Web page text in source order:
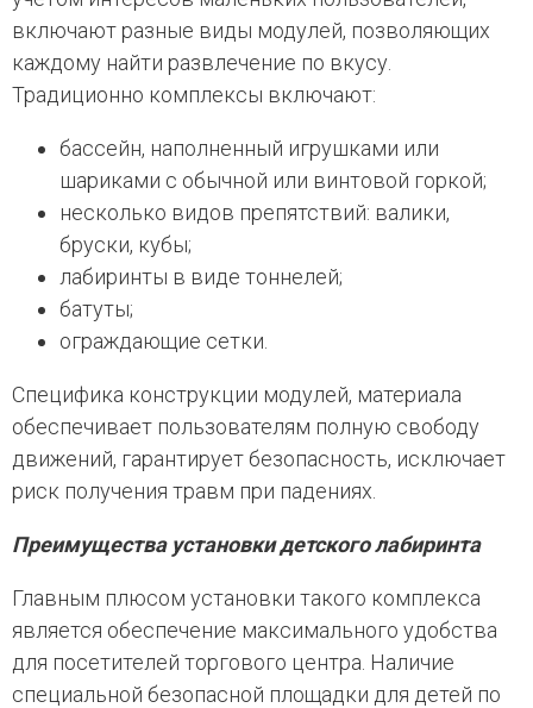
включают разные виды модулей, позволяющих
каждому найти развлечение по вкусу.
Традиционно комплексы включают:
бассейн, наполненный игрушками или
шариками с обычной или винтовой горкой;
несколько видов препятствий: валики,
бруски, кубы;
лабиринты в виде тоннелей;
батуты;
ограждающие сетки.
Специфика конструкции модулей, материала
обеспечивает пользователям полную свободу
движений, гарантирует безопасность, исключает
риск получения травм при падениях.
Преимущества установки детского лабиринта
Главным плюсом установки такого комплекса
является обеспечение максимального удобства
для посетителей торгового центра. Наличие
специальной безопасной площадки для детей по